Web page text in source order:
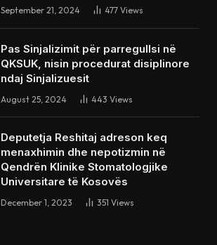
September 21, 2024 477 Views
Pas Sinjalizimit për parregullsi në
QKSUK, nisin procedurat disiplinore
ndaj Sinjalizuesit
August 25, 2024 443 Views
Deputetja Reshitaj adreson keq
menaxhimin dhe nepotizmin në
Qendrën Klinike Stomatologjike
Universitare të Kosovës
December 1, 2023 351 Views